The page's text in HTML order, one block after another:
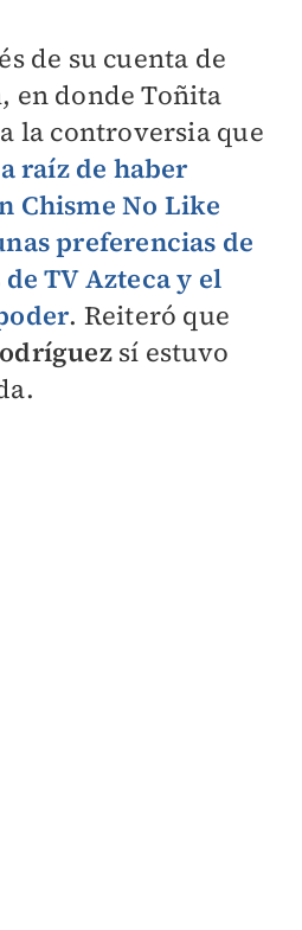
de su cuenta de
en donde Toñita
la controversia que
a raíz de haber
Chisme No Like
preferencias de
TV Azteca y el
. Reiteró que
sí estuvo